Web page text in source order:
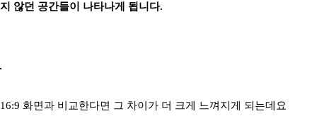
지 않던 공간들이 나타나게 됩니다.
16:9 화면과 비교한다면 그 차이가 더 크게 느껴지게 되는데요